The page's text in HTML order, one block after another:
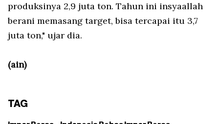
produksinya 2,9 juta ton. Tahun ini insyaallah
berani memasang target, bisa tercapai itu 3,7
juta ton," ujar dia.
(ain)
TAG